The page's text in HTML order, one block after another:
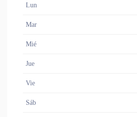
Lun
Mar
Mié
Jue
Vie
Sáb